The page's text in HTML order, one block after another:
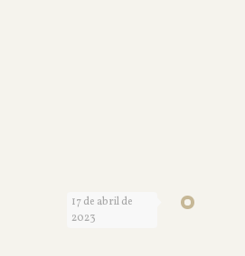
17 de abril de
2023